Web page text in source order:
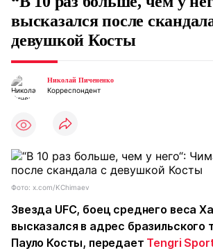
высказался после
девушкой Косты
Николай Пичененко
Корреспондент
Фото: x.com/KChimaev
Звезда UFC, боец среднего веса
высказался в адрес бразильского
Пауло Косты, передает Tengri